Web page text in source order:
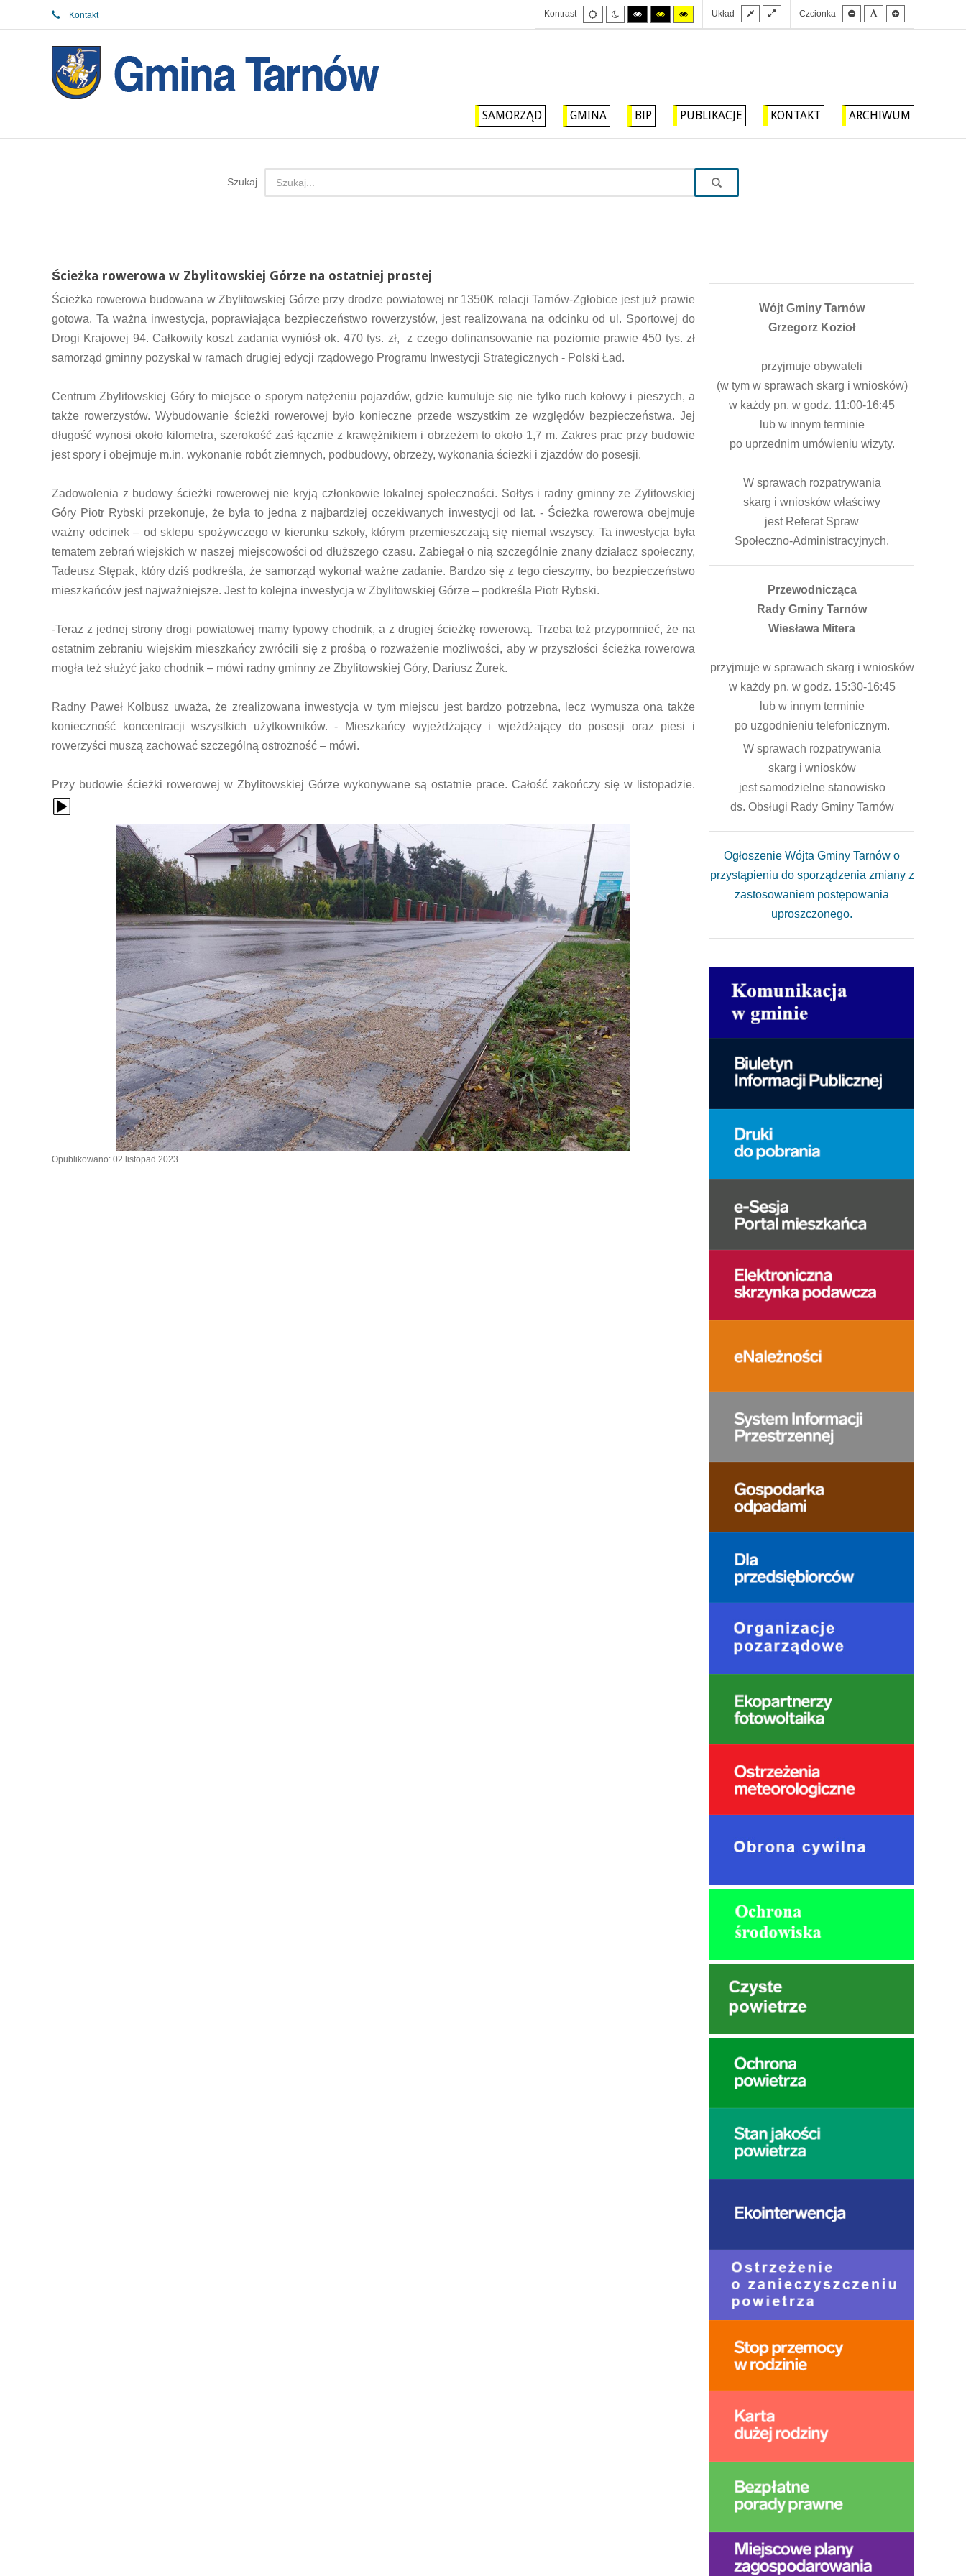
Kontakt Kontrast
Tryb
domyślny
Tryb
nocny
Tryb
wysokiego
kontrastu
Tryb
wysokiego
kontrastu
Tryb
wysokiego
kontrastu
Układ
Stały
układ
Szeroki
układCzcionka
Mniejsza
czcionka
Domyślna
czcionka
SAMORZĄD GMINA BIP PUBLIKACJE KONTAKT ARCHIWUM
Szukaj
Ścieżka rowerowa w Zbylitowskiej Górze na ostatniej prostej
Ścieżka rowerowa budowana w Zbylitowskiej Górze przy drodze powiatowej nr 1350K relacji Tarnów-Zgłobice jest już prawie
gotowa. Ta ważna inwestycja, poprawiająca bezpieczeństwo rowerzystów, jest realizowana na odcinku od ul. Sportowej do
Drogi Krajowej 94. Całkowity koszt zadania wyniósł ok. 470 tys. zł, z czego dofinansowanie na poziomie prawie 450 tys. zł
samorząd gminny pozyskał w ramach drugiej edycji rządowego Programu Inwestycji Strategicznych - Polski Ład.
Centrum Zbylitowskiej Góry to miejsce o sporym natężeniu pojazdów, gdzie kumuluje się nie tylko ruch kołowy i pieszych, a
także rowerzystów. Wybudowanie ścieżki rowerowej było konieczne przede wszystkim ze względów bezpieczeństwa. Jej
długość wynosi około kilometra, szerokość zaś łącznie z krawężnikiem i obrzeżem to około 1,7 m. Zakres prac przy budowie
jest spory i obejmuje m.in. wykonanie robót ziemnych, podbudowy, obrzeży, wykonania ścieżki i zjazdów do posesji.
Zadowolenia z budowy ścieżki rowerowej nie kryją członkowie lokalnej społeczności. Sołtys i radny gminny ze Zylitowskiej
Góry Piotr Rybski przekonuje, że była to jedna z najbardziej oczekiwanych inwestycji od lat. - Ścieżka rowerowa obejmuje
ważny odcinek – od sklepu spożywczego w kierunku szkoły, którym przemieszczają się niemal wszyscy. Ta inwestycja była
tematem zebrań wiejskich w naszej miejscowości od dłuższego czasu. Zabiegał o nią szczególnie znany działacz społeczny,
Tadeusz Stępak, który dziś podkreśla, że samorząd wykonał ważne zadanie. Bardzo się z tego cieszymy, bo bezpieczeństwo
mieszkańców jest najważniejsze. Jest to kolejna inwestycja w Zbylitowskiej Górze – podkreśla Piotr Rybski.
-Teraz z jednej strony drogi powiatowej mamy typowy chodnik, a z drugiej ścieżkę rowerową. Trzeba też przypomnieć, że na
ostatnim zebraniu wiejskim mieszkańcy zwrócili się z prośbą o rozważenie możliwości, aby w przyszłości ścieżka rowerowa
mogła też służyć jako chodnik – mówi radny gminny ze Zbylitowskiej Góry, Dariusz Żurek.
Radny Paweł Kolbusz uważa, że zrealizowana inwestycja w tym miejscu jest bardzo potrzebna, lecz wymusza ona także
konieczność koncentracji wszystkich użytkowników. - Mieszkańcy wyjeżdżający i wjeżdżający do posesji oraz piesi i
rowerzyści muszą zachować szczególną ostrożność – mówi.
Przy budowie ścieżki rowerowej w Zbylitowskiej Górze wykonywane są ostatnie prace. Całość zakończy się w listopadzie.
{Play}
Opublikowano: 02 listopad 2023
Wójt Gminy Tarnów
Grzegorz Kozioł
przyjmuje obywateli
(w tym w sprawach skarg i wniosków)
w każdy pn. w godz. 11:00-16:45
lub w innym terminie
po uprzednim umówieniu wizyty.
W sprawach rozpatrywania
skarg i wniosków właściwy
jest Referat Spraw
Społeczno-Administracyjnych.
Przewodnicząca
Rady Gminy Tarnów
Wiesława Mitera
przyjmuje w sprawach skarg i wniosków
w każdy pn. w godz. 15:30-16:45
lub w innym terminie
po uzgodnieniu telefonicznym.
W sprawach rozpatrywania
skarg i wniosków
jest samodzielne stanowisko
ds. Obsługi Rady Gminy Tarnów
Ogłoszenie Wójta Gminy Tarnów o
przystąpieniu do sporządzenia zmiany z
zastosowaniem postępowania
uproszczonego.